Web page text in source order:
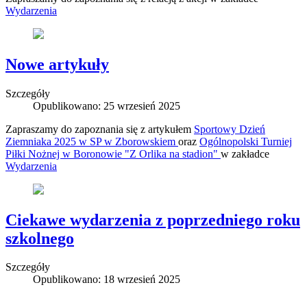
Wydarzenia
Nowe artykuły
Szczegóły
Opublikowano: 25 wrzesień 2025
Zapraszamy do zapoznania się z artykułem Sportowy Dzień
Ziemniaka 2025 w SP w Zborowskiem oraz Ogólnopolski Turniej
Piłki Nożnej w Boronowie "Z Orlika na stadion" w zakładce
Wydarzenia
Ciekawe wydarzenia z poprzedniego roku
szkolnego
Szczegóły
Opublikowano: 18 wrzesień 2025